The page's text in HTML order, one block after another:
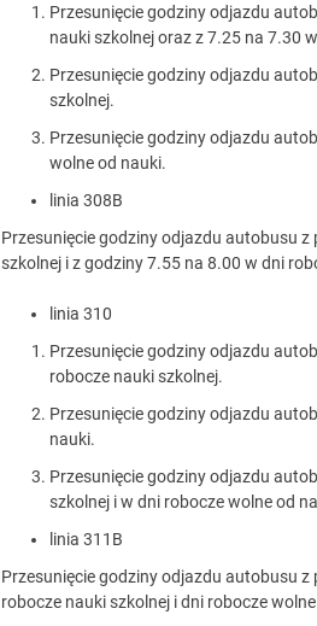
Przesunięcie godziny odjazdu
nauki szkolnej oraz z 7.25 na 7.30
Przesunięcie godziny odjazdu
szkolnej.
Przesunięcie godziny odjazdu
wolne od nauki.
linia 308B
Przesunięcie godziny odjazdu autobusu z
szkolnej i z godziny 7.55 na 8.00 w dni
linia 310
Przesunięcie godziny odjazdu
robocze nauki szkolnej.
Przesunięcie godziny odjazdu
nauki.
Przesunięcie godziny odjazdu
szkolnej i w dni robocze wolne od
linia 311B
Przesunięcie godziny odjazdu autobusu
robocze nauki szkolnej i dni robocze